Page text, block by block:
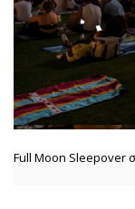
Full Moon Sleepover